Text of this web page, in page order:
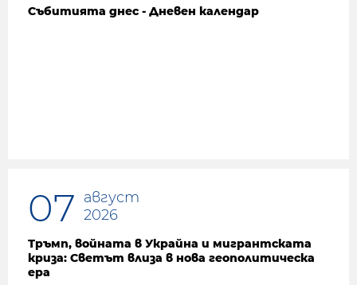
Събитията днес - Дневен календар
07 август
2026
Тръмп, войната в Украйна и мигрантската
криза: Светът влиза в нова геополитическа
ера